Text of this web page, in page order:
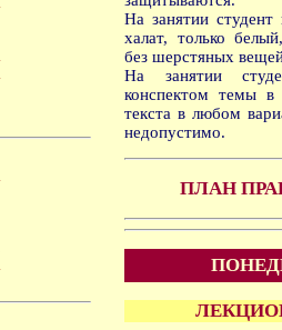
На занятии студент
халат, только
без шерстяных
На занятии
конспектом темы в
текста в любом
недопустимо.
ПЛАН